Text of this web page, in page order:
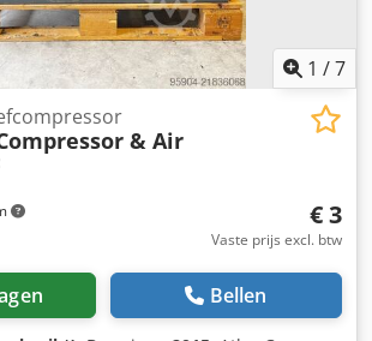
1 /7
& Air
€ 3
Vaste prijs excl. btw
Bellen